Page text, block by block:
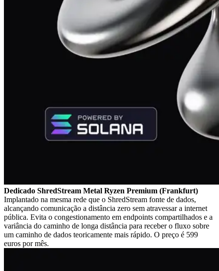
Dedicado ShredStream Metal Ryzen Premium (Frankfurt)
Implantado na mesma rede que o ShredStream fonte de dados,
alcançando comunicação a distância zero sem atravessar a internet
pública. Evita o congestionamento em endpoints compartilhados e a
variância do caminho de longa distância para receber o fluxo sobre
um caminho de dados teoricamente mais rápido. O preço é 599
euros por mês.